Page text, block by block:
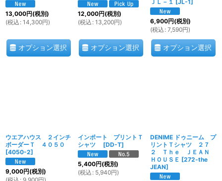
13,000円(税別)
(税込 : 14,300円)
オプション選択
12,000円(税別)
(税込 : 13,200円)
オプション選択
ＪＬ－１ [JL-1]
6,900円(税別)
(税込 : 7,590円)
オプション選択
ウエアハウス ２インチ
ボーダーＴ ４０５０
[4050-2]
9,000円(税別)
インポート プリントＴ
シャツ
[DD-T]
5,400円(税別)
(税込 : 5,940円)
DENIME ドゥニーム プ
リントＴシャツ ２７
２ Ｔｈｅ ＪＥＡＮ
ＨＯＵＳＥ [272-the
JEAN]